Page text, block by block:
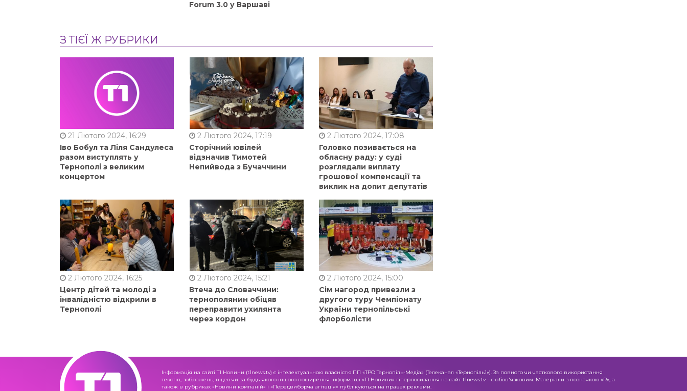
Forum 3.0 у Варшаві
З ТІЄЇ Ж РУБРИКИ
21 Лютого 2024, 16:29
Іво Бобул та Ліля Сандулеса
разом виступлять у
Тернополі з великим
концертом
2 Лютого 2024, 17:19
Сторічний ювілей
відзначив Тимотей
Непийвода з Бучаччини
2 Лютого 2024, 17:08
Головко позивається на
обласну раду: у суді
розглядали виплату
грошової компенсації та
виклик на допит депутатів
2 Лютого 2024, 16:25
Центр дітей та молоді з
інвалідністю відкрили в
Тернополі
2 Лютого 2024, 15:21
Втеча до Словаччини:
тернополянин обіцяв
переправити ухилянта
через кордон
2 Лютого 2024, 15:00
Сім нагород привезли з
другого туру Чемпіонату
України тернопільські
флорболісти
Інформація на сайті Т1 Новини (t1news.tv) є інтелектуальною власністю ПП «ТРО Тернопіль-Медіа» (Телеканал «Тернопіль1»). За повного чи часткового використання
текстів, зображень, відео чи за будь-якого іншого поширення інформації «Т1 Новини» гіперпосилання на сайт t1news.tv – є обов'язковим. Матеріали з позначкою «R», а
також в рубриках «Новини компаній» і «Передвиборча агітація» публікуються на правах реклами.